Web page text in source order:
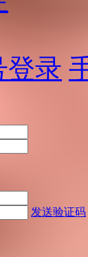
登录
发送验证码